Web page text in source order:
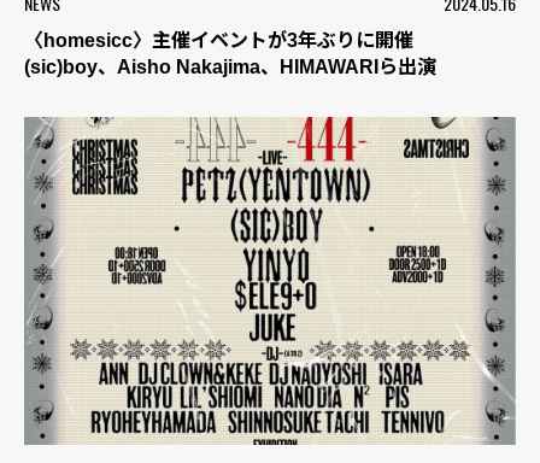
〈homesicc〉主催イベントが3年ぶりに開催
(sic)boy、Aisho Nakajima、HIMAWARIら出演